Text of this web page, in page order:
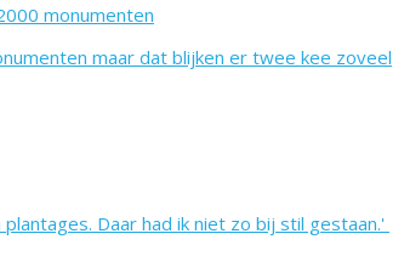
monumenten
maar dat blijken er twee kee zoveel
Daar had ik niet zo bij stil gestaan.'